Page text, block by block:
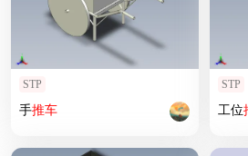
STP
手推车
STP
工位